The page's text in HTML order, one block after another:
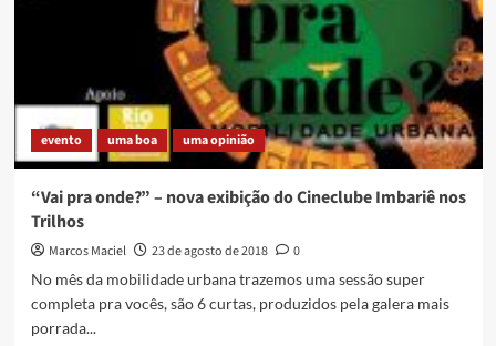
evento uma boa uma opinião
“Vai pra onde?” – nova exibição do Cineclube Imbariê nos
Trilhos
Marcos Maciel 23 de agosto de 2018
0
No mês da mobilidade urbana trazemos uma sessão super
completa pra vocês, são 6 curtas, produzidos pela galera mais
porrada...